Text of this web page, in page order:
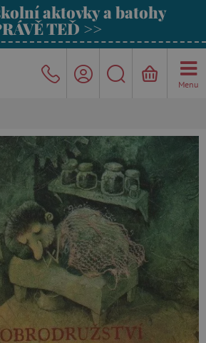
aktovky a batohy
TEĎ >>
Menu